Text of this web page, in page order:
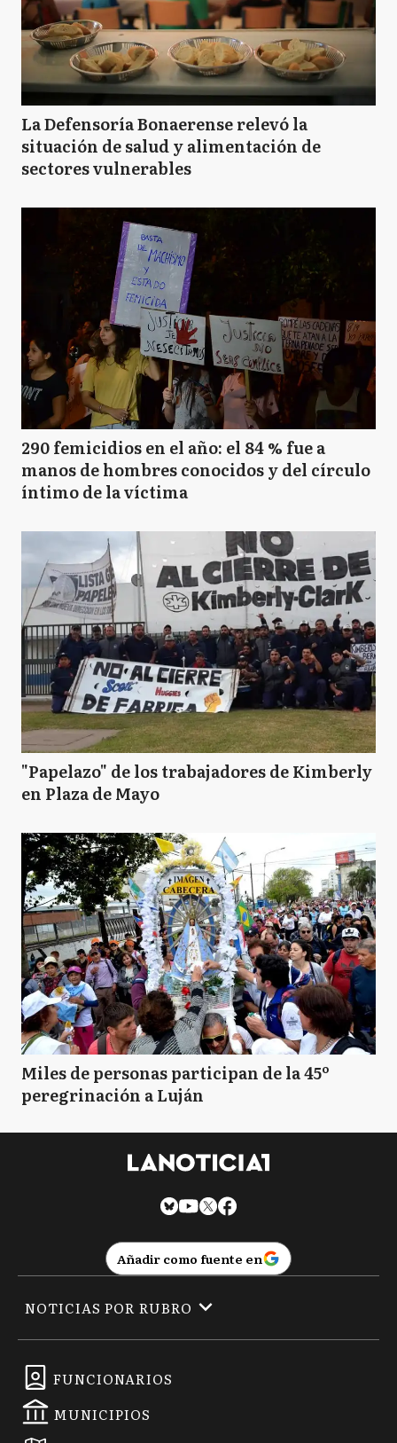
La Defensoría Bonaerense relevó la
situación de salud y alimentación de
sectores vulnerables
290 femicidios en el año: el 84 % fue a
manos de hombres conocidos y del círculo
íntimo de la víctima
"Papelazo" de los trabajadores de Kimberly
en Plaza de Mayo
Miles de personas participan de la 45º
peregrinación a Luján
Añadir como fuente en
FUNCIONARIOS
MUNICIPIOS
NOTICIAS POR RUBRO